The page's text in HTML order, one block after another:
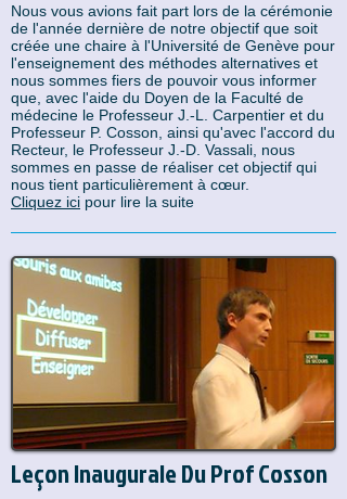
Nous vous avions fait part lors de la cérémonie
de l'année dernière de notre objectif que soit
créée une chaire à l'Université de Genève pour
l'enseignement des méthodes alternatives et
nous sommes fiers de pouvoir vous informer
que, avec l'aide du Doyen de la Faculté de
médecine le Professeur J.-L. Carpentier et du
Professeur P. Cosson, ainsi qu'avec l'accord du
Recteur, le Professeur J.-D. Vassali, nous
sommes en passe de réaliser cet objectif qui
nous tient particulièrement à cœur.
Cliquez ici pour lire la suite
Leçon Inaugurale Du Prof Cosson